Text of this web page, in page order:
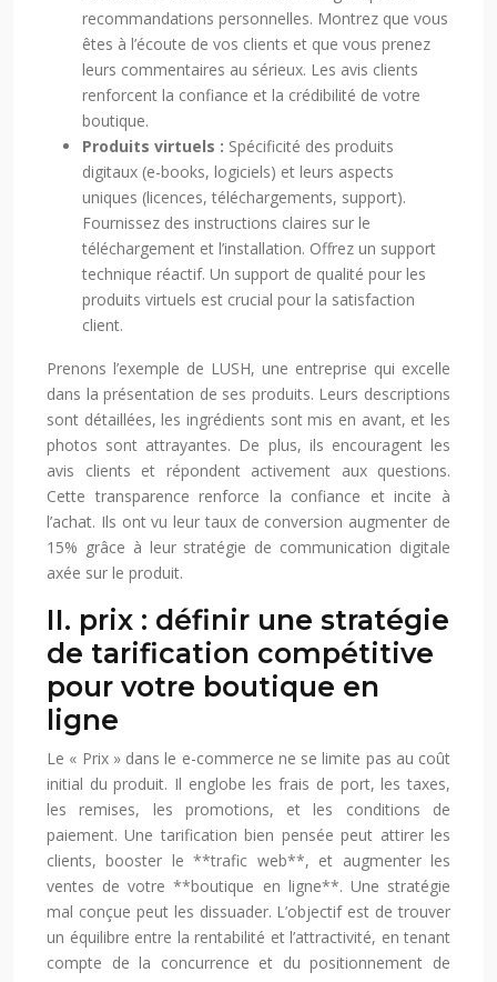
recommandations personnelles. Montrez que vous
êtes à l’écoute de vos clients et que vous prenez
leurs commentaires au sérieux. Les avis clients
renforcent la confiance et la crédibilité de votre
boutique.
Produits virtuels : Spécificité des produits
digitaux (e-books, logiciels) et leurs aspects
uniques (licences, téléchargements, support).
Fournissez des instructions claires sur le
téléchargement et l’installation. Offrez un support
technique réactif. Un support de qualité pour les
produits virtuels est crucial pour la satisfaction
client.
Prenons l’exemple de LUSH, une entreprise qui excelle
dans la présentation de ses produits. Leurs descriptions
sont détaillées, les ingrédients sont mis en avant, et les
photos sont attrayantes. De plus, ils encouragent les
avis clients et répondent activement aux questions.
Cette transparence renforce la confiance et incite à
l’achat. Ils ont vu leur taux de conversion augmenter de
15% grâce à leur stratégie de communication digitale
axée sur le produit.
II. prix : définir une stratégie
de tarification compétitive
pour votre boutique en
ligne
Le « Prix » dans le e-commerce ne se limite pas au coût
initial du produit. Il englobe les frais de port, les taxes,
les remises, les promotions, et les conditions de
paiement. Une tarification bien pensée peut attirer les
clients, booster le **trafic web**, et augmenter les
ventes de votre **boutique en ligne**. Une stratégie
mal conçue peut les dissuader. L’objectif est de trouver
un équilibre entre la rentabilité et l’attractivité, en tenant
compte de la concurrence et du positionnement de